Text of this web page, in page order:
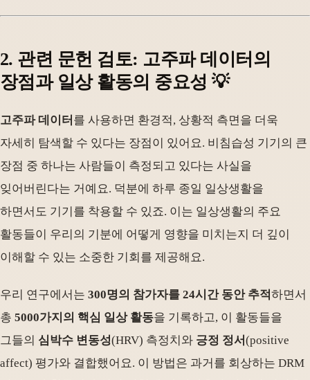
2. 관련 문헌 검토: 고주파 데이터의
장점과 일상 활동의 중요성 💡
고주파 데이터 를 사용하면 환경적, 상황적 측면을 더욱
자세히 탐색할 수 있다는 장점이 있어요. 비침습성 기기의 큰
장점 중 하나는 사람들이 측정되고 있다는 사실을
잊어버린다는 거예요. 덕분에 하루 종일 일상생활을
하면서도 기기를 착용할 수 있죠. 이는 일상생활의 주요
활동들이 우리의 기분에 어떻게 영향을 미치는지 더 깊이
이해할 수 있는 소중한 기회를 제공해요.
우리 연구에서는 300명의 참가자를 24시간 동안 추적하면서
총 5000가지의 핵심 일상 활동을 기록하고, 이 활동들을
그들의 심박수 변동성(HRV) 측정치와 긍정 정서 (positive
affect) 평가와 결합했어요. 이 방법은 과거를 회상하는 DRM